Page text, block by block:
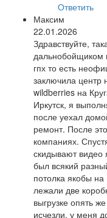
Ответить
Максим
22.01.2026
Здравствуйте,
дальнобойщиком
гпх то есть
заключила центр
wildberries на
Иркутск, я
после уехал
ремонт. После
компаниях.
скидывают видео
был всякий
потолка якобы
лежали две
выгрузке опять
исчезли, у меня